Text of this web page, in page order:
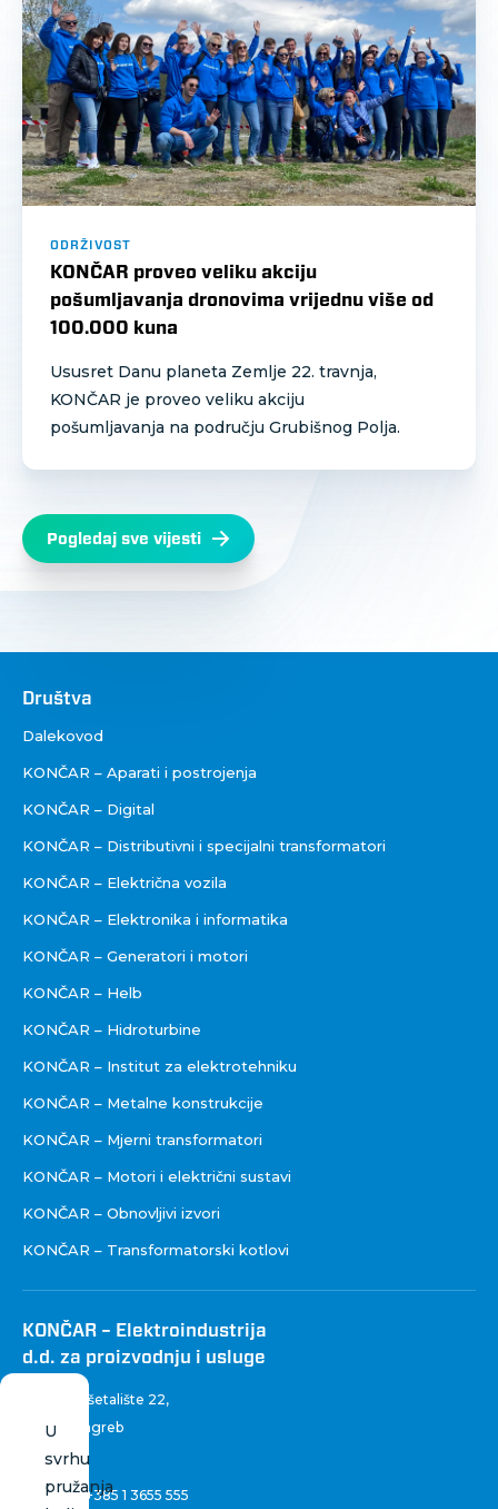
ODRŽIVOST
KONČAR proveo veliku akciju
pošumljavanja dronovima vrijednu više od
100.000 kuna
Ususret Danu planeta Zemlje 22. travnja,
KONČAR je proveo veliku akciju
pošumljavanja na području Grubišnog Polja.
Pogledaj sve vijesti
Društva
Društva
Dalekovod
KONČAR – Aparati i postrojenja
KONČAR – Digital
KONČAR – Distributivni i specijalni transformatori
KONČAR – Električna vozila
KONČAR – Elektronika i informatika
KONČAR – Generatori i motori
KONČAR – Helb
KONČAR – Hidroturbine
KONČAR – Institut za elektrotehniku
KONČAR – Metalne konstrukcije
KONČAR – Mjerni transformatori
KONČAR – Motori i električni sustavi
KONČAR – Obnovljivi izvori
KONČAR – Transformatorski kotlovi
KONČAR – Elektroindustrija
d.d. za proizvodnju i usluge
Fallerovo šetalište 22,
10 000 Zagreb
Hrvatska
Centrala:+385 1 3655 555
U
svrhu
pružanja